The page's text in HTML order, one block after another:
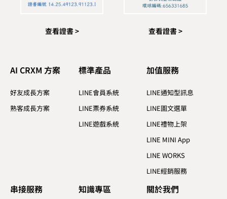
查看證書 > 查看證書 >
AI CRXM 方案
好友成長方案
熟客成長方案
標準產品​
LINE會員系統
LINE票券系統
LINE遊戲系統
加值服務​
LINE通知型訊息
LINE圖文選單
LINE禮物上架
LINE MINI App
LINE WORKS
LINE經銷服務
串接服務 知識專區​ 關於我們​